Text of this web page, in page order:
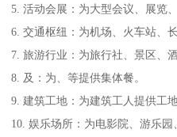
5. 活动会展：为大型会议、展览
6. 交通枢纽：为机场、火车站、
7. 旅游行业：为旅行社、景区、
8. 及：为、等提供集体餐。
9. 建筑工地：为建筑工人提供工地
10. 娱乐场所：为电影院、游乐